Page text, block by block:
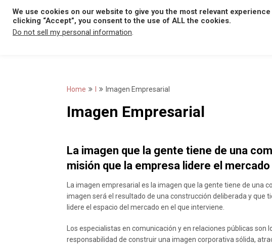
content
A B
Home Imagen Empresarial
Imagen Empresarial
La imagen que la gente tiene de una
misión que la empresa lidere el
La imagen empresarial es la imagen que la gente tiene de una
imagen será el resultado de una construcción deliberada y que
lidere el espacio del mercado en el que interviene.
Los especialistas en comunicación y en relaciones públicas
responsabilidad de construir una imagen corporativa sólida,
We use cookies on our website to give you the most relevant
clicking “Accept”, you consent to the use of ALL the cookies.
Do not sell my personal information.